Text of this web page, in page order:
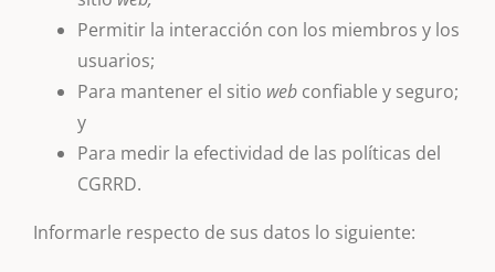
Permitir la interacción con los miembros y los
usuarios;
Para mantener el sitio webconfiable y seguro;
y
Para medir la efectividad de las políticas del
CGRRD.
Informarle respecto de sus datos lo siguiente: